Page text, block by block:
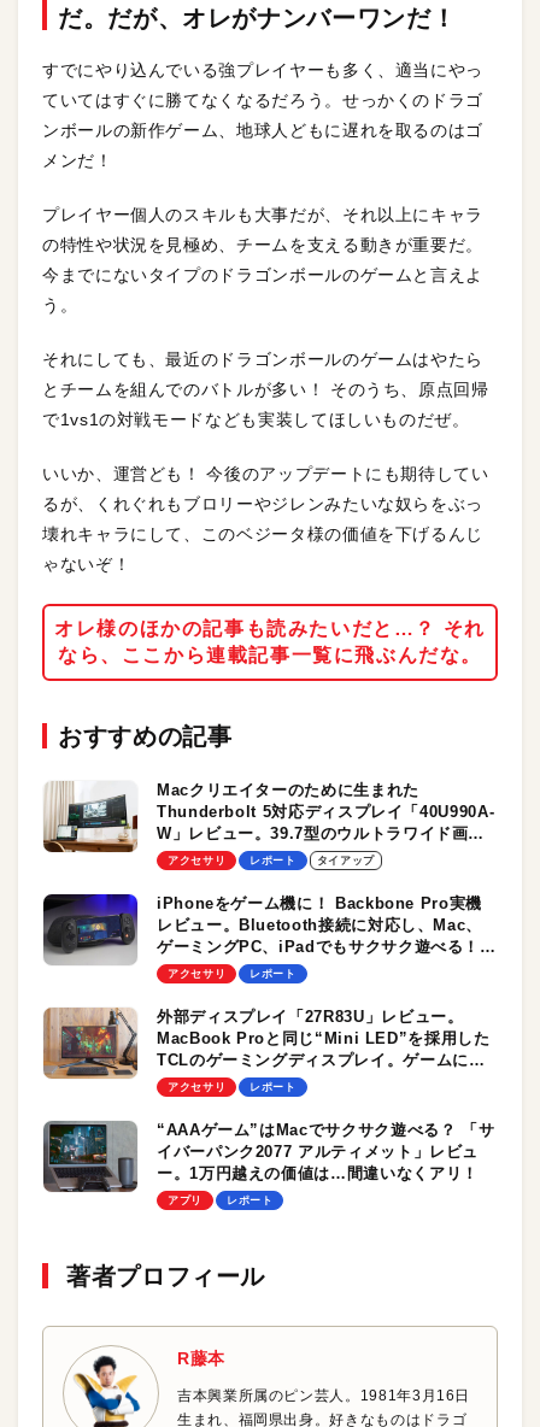
だ。だが、オレがナンバーワンだ！
すでにやり込んでいる強プレイヤーも多く、適当にやっ
ていてはすぐに勝てなくなるだろう。せっかくのドラゴ
ンボールの新作ゲーム、地球人どもに遅れを取るのはゴ
メンだ！
プレイヤー個人のスキルも大事だが、それ以上にキャラ
の特性や状況を見極め、チームを支える動きが重要だ。
今までにないタイプのドラゴンボールのゲームと言えよ
う。
それにしても、最近のドラゴンボールのゲームはやたら
とチームを組んでのバトルが多い！ そのうち、原点回帰
で1vs1の対戦モードなども実装してほしいものだぜ。
いいか、運営ども！ 今後のアップデートにも期待してい
るが、くれぐれもブロリーやジレンみたいな奴らをぶっ
壊れキャラにして、このベジータ様の価値を下げるんじ
ゃないぞ！
オレ様のほかの記事も読みたいだと…？ それ
なら、ここから連載記事一覧に飛ぶんだな。
おすすめの記事
Macクリエイターのために生まれた
Thunderbolt 5対応ディスプレイ「40U990A-
W」レビュー。39.7型のウルトラワイド画面
が創造性を高め、引き出す！
アクセサリ レポート タイアップ
iPhoneをゲーム機に！ Backbone Pro実機
レビュー。Bluetooth接続に対応し、Mac、
ゲーミングPC、iPadでもサクサク遊べる！
マルチなゲームコントローラに進化
アクセサリ レポート
外部ディスプレイ「27R83U」レビュー。
MacBook Proと同じ“Mini LED”を採用した
TCLのゲーミングディスプレイ。ゲームに、
ビジネスに、クリエイティブワークに、Mac
アクセサリ レポート
“AAAゲーム”はMacでサクサク遊べる？ 「サ
イバーパンク2077 アルティメット」レビュ
ー。1万円越えの価値は…間違いなくアリ！
アプリ レポート
著者プロフィール
R藤本
吉本興業所属のピン芸人。1981年3月16日
生まれ、福岡県出身。好きなものはドラゴ